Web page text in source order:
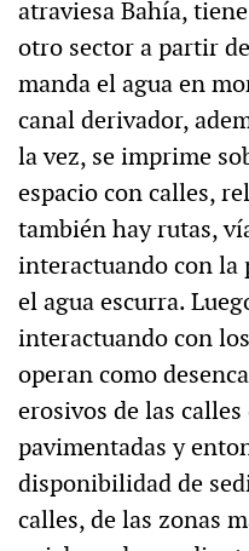
atraviesa Bahía,
otro sector a partir
manda el agua en
canal derivador,
la vez, se imprime
espacio con calles,
también hay rutas,
interactuando con la
el agua escurra.
interactuando con
operan como
erosivos de las
pavimentadas y
disponibilidad de
calles, de las zonas